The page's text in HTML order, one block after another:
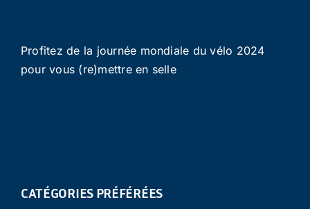
Profitez de la journée mondiale du vélo 2024
pour vous (re)mettre en selle
CATÉGORIES PRÉFÉRÉES